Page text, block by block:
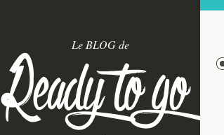
Le BLOG de